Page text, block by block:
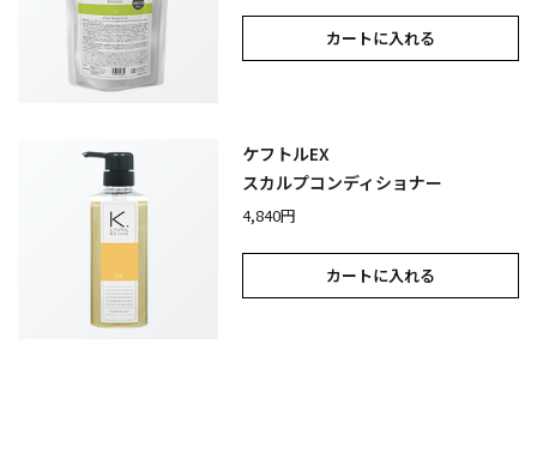
カートに入れる
ケフトルEX
スカルプコンディショナー
4,840円
カートに入れる